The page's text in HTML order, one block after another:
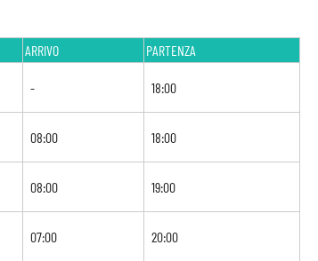
ARRIVO PARTENZA
- 18:00
08:00 18:00
08:00 19:00
07:00 20:00